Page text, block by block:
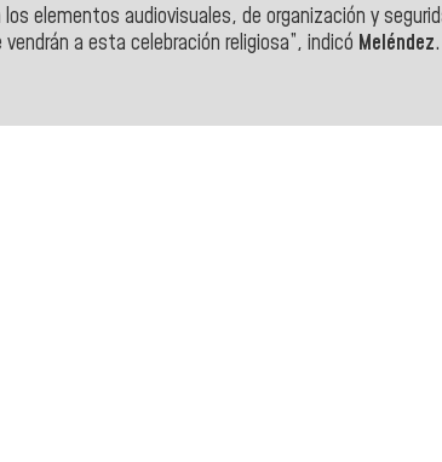
los elementos audiovisuales, de organización y
a esta celebración religiosa”, indicó Meléndez.